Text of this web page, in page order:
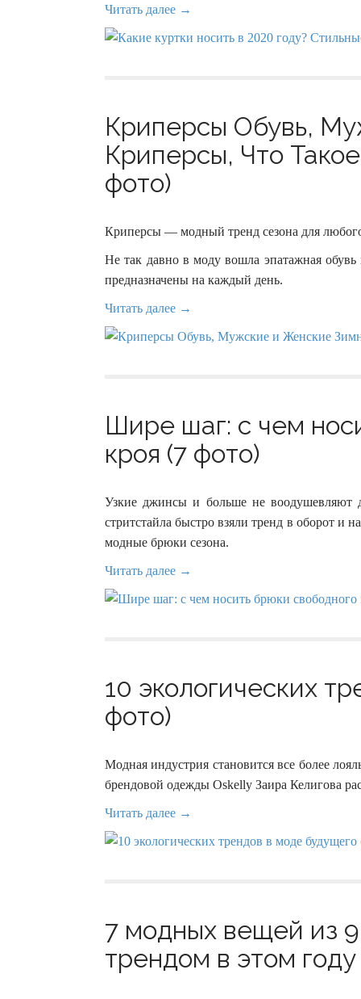
Читать далее →
Криперсы Обувь,
Криперсы, Что
фото)
Криперсы — модный тренд сезона для любого
Не так давно в моду вошла эпатажная
предназначены на каждый день.
Читать далее →
Шире шаг: с чем
кроя (7 фото)
Узкие джинсы и больше не воодушевляют
стритстайла быстро взяли тренд в оборот и
модные брюки сезона.
Читать далее →
10 экологических
фото)
Модная индустрия становится все более
брендовой одежды Oskelly Заира Келигова
Читать далее →
7 модных вещей из
трендом в этом